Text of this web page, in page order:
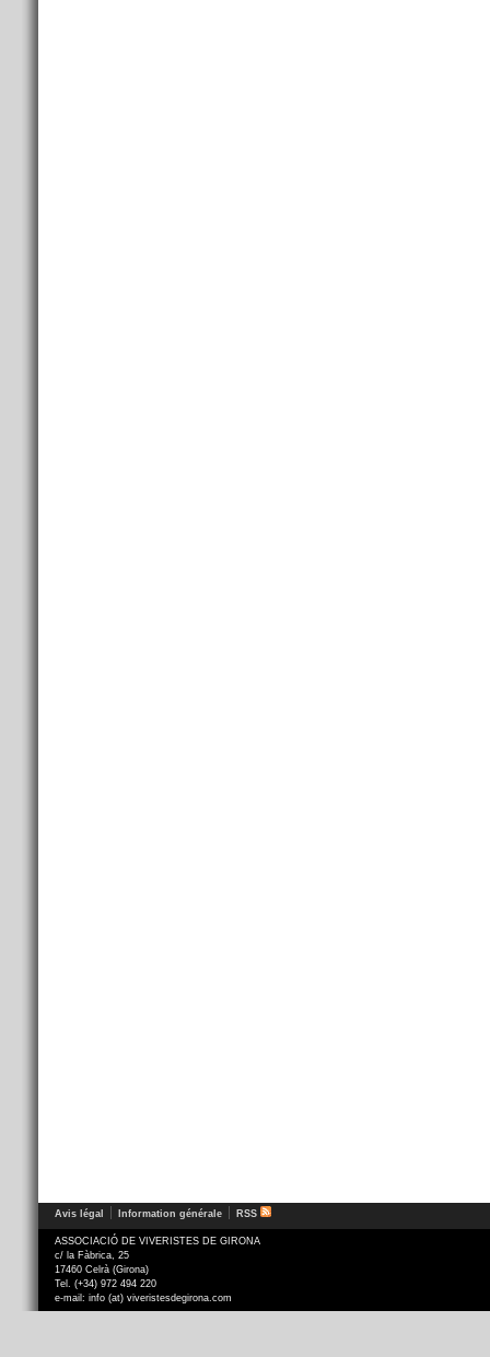
Avis légal Information générale RSS
ASSOCIACIÓ DE VIVERISTES DE GIRONA
c/ la Fàbrica, 25
17460 Celrà (Girona)
Tel. (+34) 972 494 220
e-mail: info (at) viveristesdegirona.com